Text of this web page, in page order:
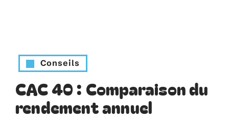
Conseils
CAC 40 : Comparaison du
rendement annuel